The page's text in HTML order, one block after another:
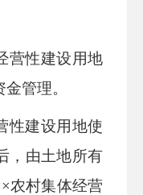
营性建设用地
管理。
性建设用地使
，由土地所有
农村集体经营